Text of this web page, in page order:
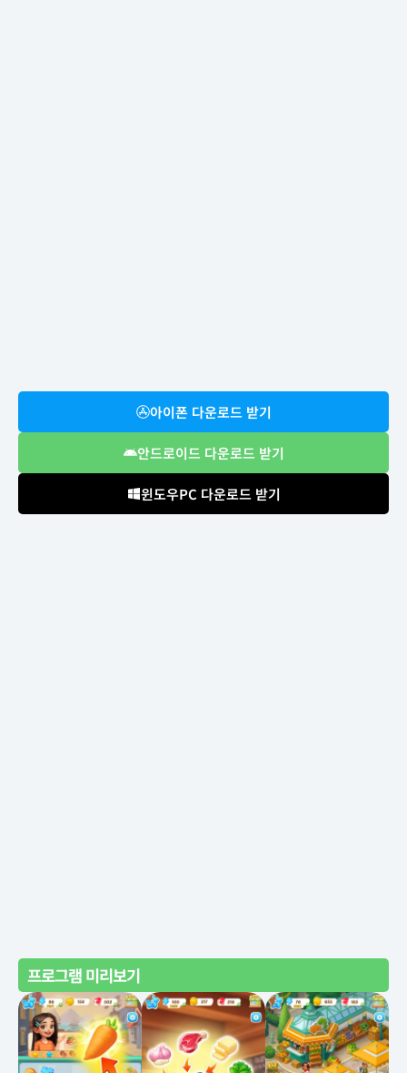
아이폰 다운로드 받기
안드로이드 다운로드 받기
윈도우PC 다운로드 받기
프로그램 미리보기